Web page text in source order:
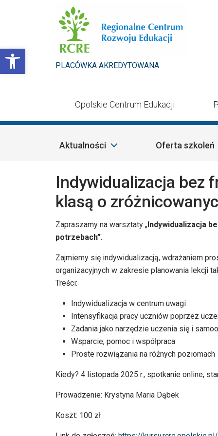
Otwórz pasek narzędzi
PLACÓWKA AKREDYTOWANA
Opolskie Centrum Edukacji
Aktualności Oferta szkoleń
Indywidualizacja bez
klasą o
Zapraszamy na warsztaty „ Indywidualizacja
potrzebach”.
Zajmiemy się indywidualizacją, wdrażaniem
organizacyjnych w zakresie planowania lekcji
Treści:
Indywidualizacja w centrum uwagi
Intensyfikacja pracy uczniów poprzez
Zadania jako narzędzie uczenia się i
Wsparcie, pomoc i współpraca
Proste rozwiązania na różnych poziomach
Kiedy? 4 listopada 2025 r., spotkanie online,
Prowadzenie: Krystyna Maria Dąbek
Koszt: 100 zł